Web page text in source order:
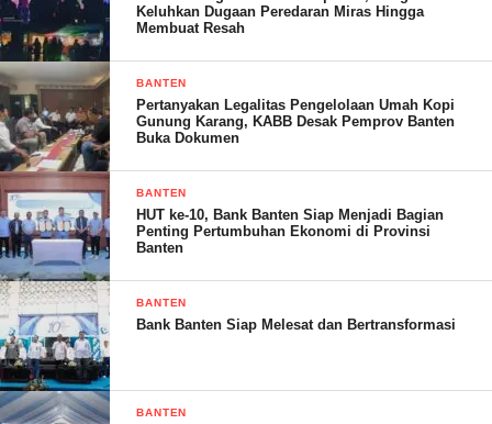
praktisi dan mitra magot.
Sesi sharing knowledge dimoderatori oleh Dr. Nina Meilisza,
M.Si. menyimpulkan poin-poin penting dalam peningkatan
industri ikan hias dan magot ke depan. Penguatan jejaring dan
kemitraan dalam industri ikan hias merupakan semangat dalam
Keluhkan Dugaan Peredaran Miras Hingga
Membuat Resah
BANTEN
Pertanyakan Legalitas Pengelolaan Umah Kopi
Gunung Karang, KABB Desak Pemprov Banten
Buka Dokumen
BANTEN
HUT ke-10, Bank Banten Siap Menjadi Bagian
Penting Pertumbuhan Ekonomi di Provinsi
Banten
BANTEN
Bank Banten Siap Melesat dan Bertransformasi
BANTEN